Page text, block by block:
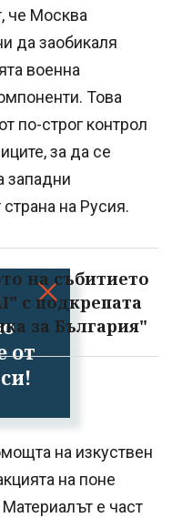
от
че Москва
да заобикаля
военна
Това
по-строг контрол
за да се
западни
на Русия.
на събитието
с подкрепата
за България"
на изкуствен
на поне
е част